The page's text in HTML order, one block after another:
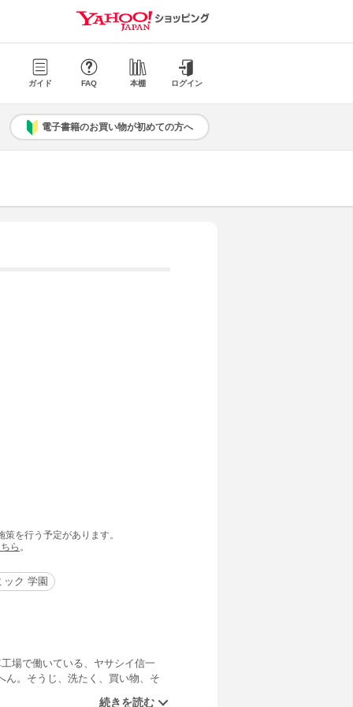
ガイド FAQ 本棚 ログイン
電子書籍のお買い物が初めての方へ
を行う予定があります。
ら 。
ック 学園
場で働いている、ヤサシイ信一
ん。そうじ、洗たく、買い物、そ